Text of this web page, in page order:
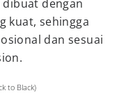
dengan
kuat, sehingga
dan sesuai
to Black)